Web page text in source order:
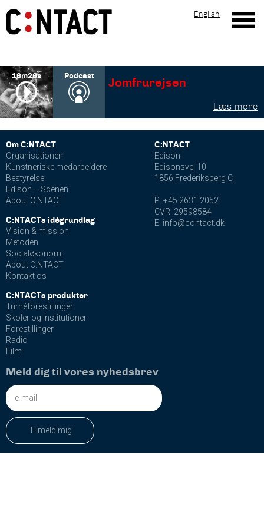
English
16m26s Podcast Jomfrurejsen
Om C:NTACT
Organisationen
Kunstneriske medarbejdere
Bestyrelse
Edison – Scenen
About C:NTACT
C:NTACTs idégrundlag
Vision & mission
Metoden
Socialøkonomi
About C:NTACT
Kontakt os
C:NTACTs produkter
Turnéforestillinger
Skoler og institutioner
Forestillinger
Radio
Film
C:NTACT
Edison
Edisonsvej 10
1856 Frederiksberg C
P: +45 2631 2052
CVR: 29598584
E. info@contact.dk
Meld dig til vores nyhedsbrev